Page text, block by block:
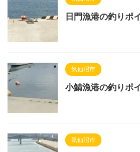
日門漁港の釣りポ
気仙沼市
小鯖漁港の釣りポ
気仙沼市